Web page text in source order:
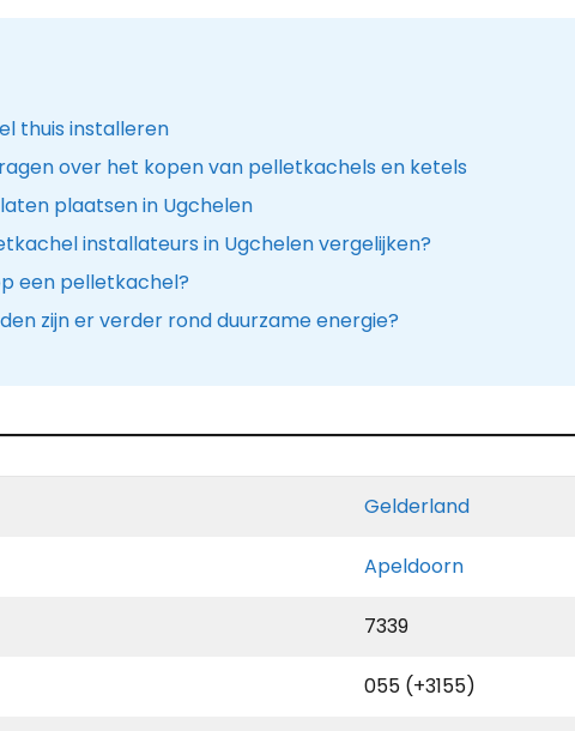
thuis installeren
over het kopen van pelletkachels en ketels
plaatsen in Ugchelen
installateurs in Ugchelen vergelijken?
een pelletkachel?
zijn er verder rond duurzame energie?
Gelderland
Apeldoorn
7339
055 (+3155)